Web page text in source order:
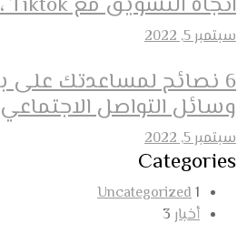
سبتمبر 5, 2022
6 نصائح لمساعدتك على
وسائل التواصل الاجتماعي
سبتمبر 5, 2022
Categories
Uncategorized1
أخبار 3